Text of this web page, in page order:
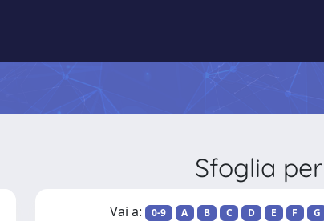
Sfoglia
Vai a: 0-9 A B C D E F G